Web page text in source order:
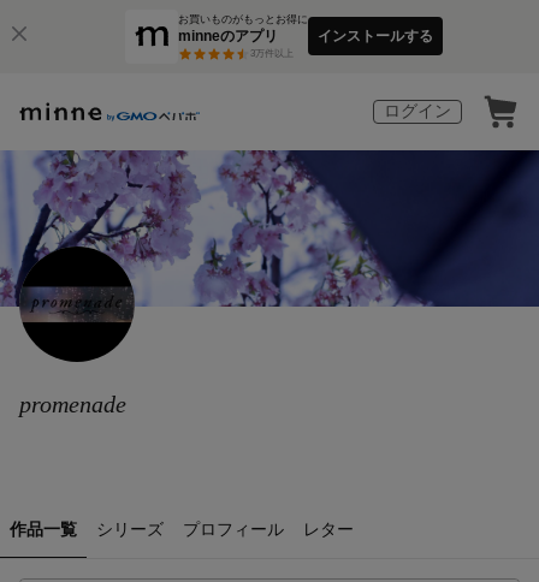
お買いものがもっとお得に
minneのアプリ
3万件以上
インストールする
ログイン
promenade
作品一覧 シリーズ プロフィール レター